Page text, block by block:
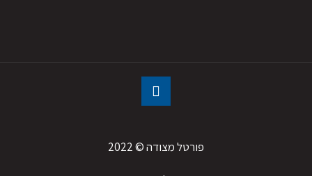
פורטל מצודה © 2022